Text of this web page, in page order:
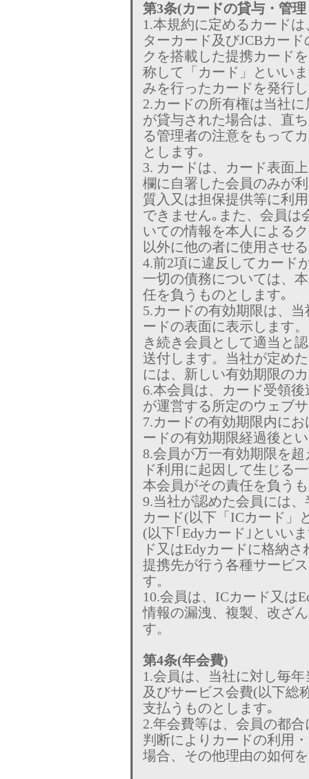
第3条(カードの貸与・管
1.本規約に定めるカード
ターカード及びJCBカー
クを搭載した提携カード
称して「カード」といい
みを行ったカードを発行
2.カードの所有権は当社
が貸与された場合は、直
る管理者の注意をもって
とします｡
3. カードは、カード表面
欄に自署した会員のみが
質入又は担保提供等に利
できません｡また、会員は
いての情報を本人による
以外に他の者に使用させ
4.前2項に違反してカード
一切の債務については、
任を負うものとします｡
5.カードの有効期限は、
ードの表面に表示します
き続き会員として適当と
送付します。当社が定め
には、新しい有効期限の
6.本会員は、カード受領
が運営する所定のウェブ
7.カードの有効期限内に
ードの有効期限経過後と
8.会員が万一有効期限を
ド利用に起因して生じる
本会員がその責任を負う
9.当社が認めた会員には
カード(以下「ICカード」
(以下｢Edyカード｣といい
ド又はEdyカードに格納
提携先が行う各種サービ
す。
10.会員は、ICカード又は
情報の漏洩、複製、改ざ
す。
第4条(年会費)
1.会員は、当社に対し毎
及びサービス会費(以下総
支払うものとします｡
2.年会費等は、会員の都
判断によりカードの利用
場合、その他理由の如何